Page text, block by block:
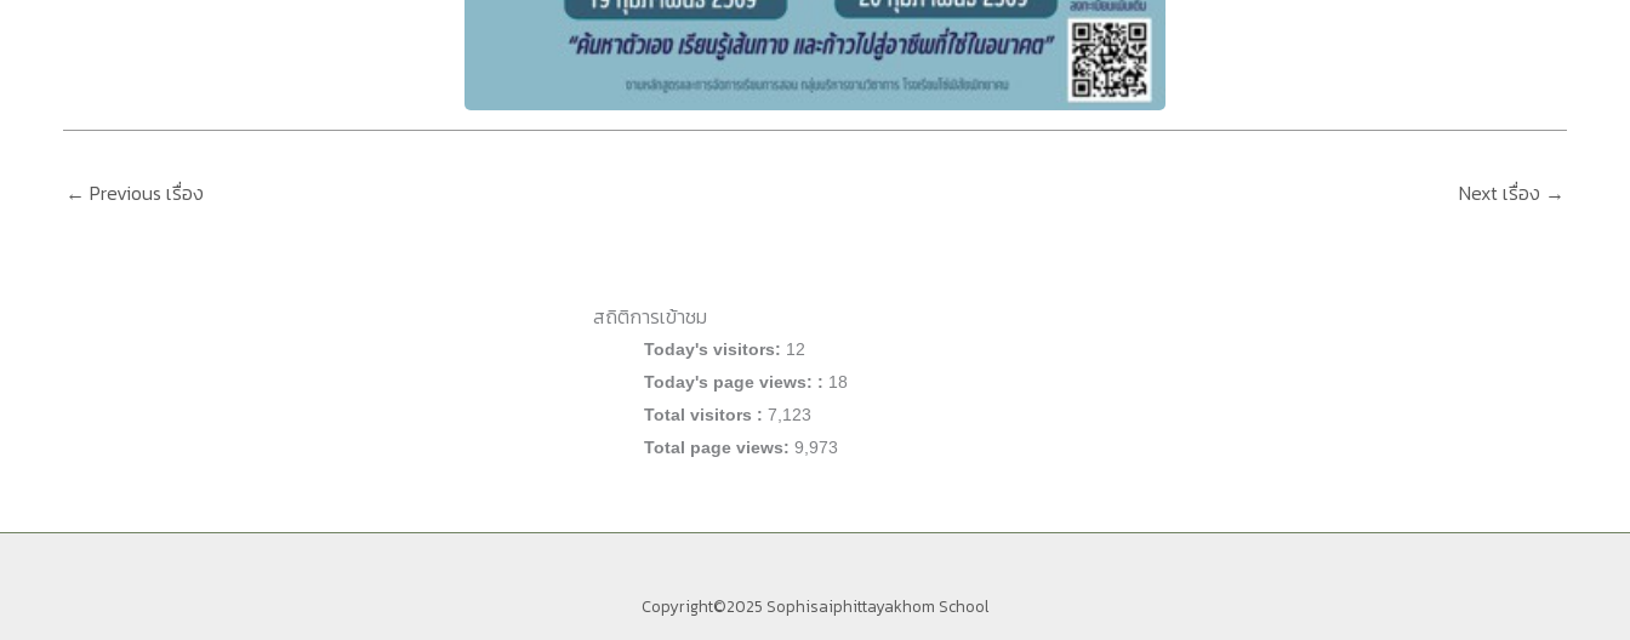
← Previous เรื่อง Next เรื่อง →
สถิติการเข้าชม
Today's visitors: 12
Today's page views: : 18
Total visitors : 7,123
Total page views: 9,973
Copyright©2025 Sophisaiphittayakhom School